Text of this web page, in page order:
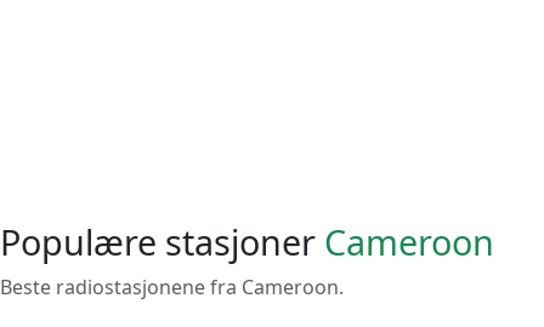
Populære stasjoner Cameroon
Beste radiostasjonene fra Cameroon.